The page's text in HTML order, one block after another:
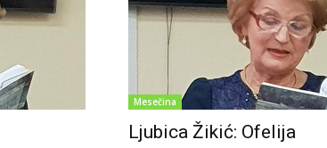
Mesečina
Ljubica Žikić: Ofelija